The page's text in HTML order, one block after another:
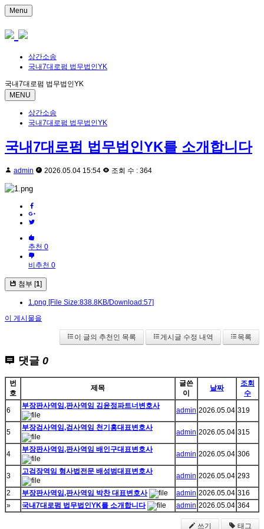
Menu
상간소송
국내7대로펌 법무법인YK
국내7대로펌 법무법인YK
MENU
상간소송
국내7대로펌 법무법인YK
국내7대로펌 법무법인YK를 소개합니다
admin 2026.05.04 15:54 조회 수 : 364
추천 0
비추천 0
첨부 [1]
1.png [File Size:838.8KB/Download:57]
이 게시물을
이 글의 추천인 목록 게시글 수정 내역 목록
댓글 0
번
호
제목
글쓴
이
날짜
조회
수
6
부장판사역임,판사역임 김윤정파트너변호사
admin 2026.05.04 319
5
부장검사역임,검사역임 천기홍대표변호사
admin 2026.05.04 315
4
부장판사역임,판사역임 배인구대표변호사
admin 2026.05.04 306
3
고검장역임 형사법전문 배성범대표변호사
admin 2026.05.04 293
2 부장판사역임,판사역임 박찬 대표변호사 admin 2026.05.04 316
»
국내7대로펌 법무법인YK를 소개합니다 admin 2026.05.04 364
쓰기 태그